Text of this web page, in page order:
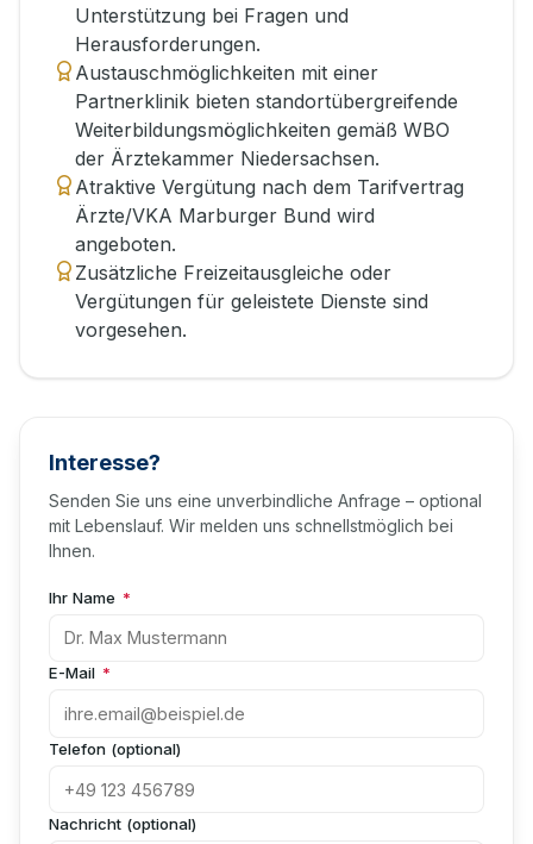
Unterstützung bei Fragen und
Herausforderungen.
Austauschmöglichkeiten mit einer
Partnerklinik bieten standortübergreifende
Weiterbildungsmöglichkeiten gemäß WBO
der Ärztekammer Niedersachsen.
Atraktive Vergütung nach dem Tarifvertrag
Ärzte/VKA Marburger Bund wird
angeboten.
Zusätzliche Freizeitausgleiche oder
Vergütungen für geleistete Dienste sind
vorgesehen.
Interesse?
Senden Sie uns eine unverbindliche Anfrage – optional
mit Lebenslauf. Wir melden uns schnellstmöglich bei
Ihnen.
Ihr Name *
E-Mail *
Telefon (optional)
Nachricht (optional)